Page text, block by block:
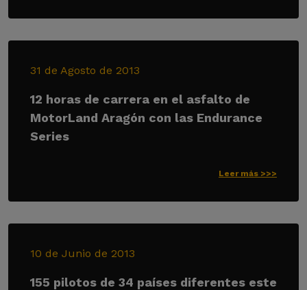
31 de Agosto de 2013
12 horas de carrera en el asfalto de
MotorLand Aragón con las Endurance
Series
Leer más >>>
10 de Junio de 2013
155 pilotos de 34 países diferentes este